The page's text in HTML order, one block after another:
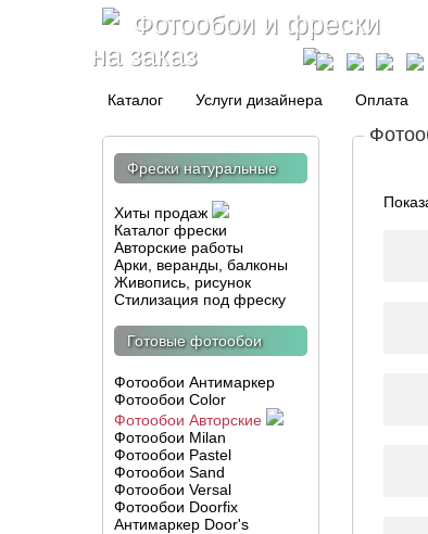
Фотообои и фрески
на заказ
Каталог Услуги дизайнера Оплата
Фрески натуральные
Хиты продаж
Каталог фрески
Авторские работы
Арки, веранды, балконы
Живопись, рисунок
Стилизация под фреску
Готовые фотообои
Фотообои Антимаркер
Фотообои Color
Фотообои Авторские
Фотообои Milan
Фотообои Pastel
Фотообои Sand
Фотообои Versal
Фотообои Doorfix
Антимаркер Door's